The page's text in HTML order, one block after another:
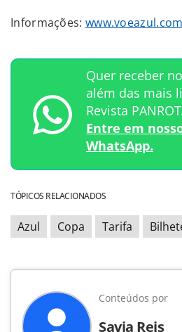
Informações:
Quer receber
além das mais
Revista
Entre em
WhatsApp.
TÓPICOS RELACIONADOS
Azul Copa Tarifa
Conteúdos por
Savia Reis